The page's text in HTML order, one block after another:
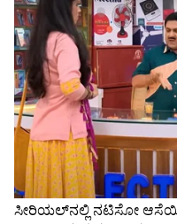
ಎಲ್ಲಾ ಖರ್ಚು ವೆಚ್ಚ ಬಿಸಿಸಿಐ
ಸೂರ್ಯವಂಶಿಗಾಗಿ ಮಹತ್ವದ
6